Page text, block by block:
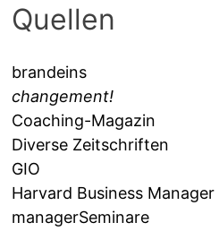
Quellen
brandeins
changement!
Coaching-Magazin
Diverse Zeitschriften
GIO
Harvard Business Manager
managerSeminare